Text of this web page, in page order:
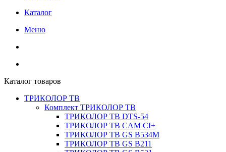
Каталог
Меню
Каталог товаров
ТРИКОЛОР ТВ
Комплект ТРИКОЛОР ТВ
ТРИКОЛОР ТВ DTS-54
ТРИКОЛОР ТВ CAM CI+
ТРИКОЛОР ТВ GS B534M
ТРИКОЛОР ТВ GS B211